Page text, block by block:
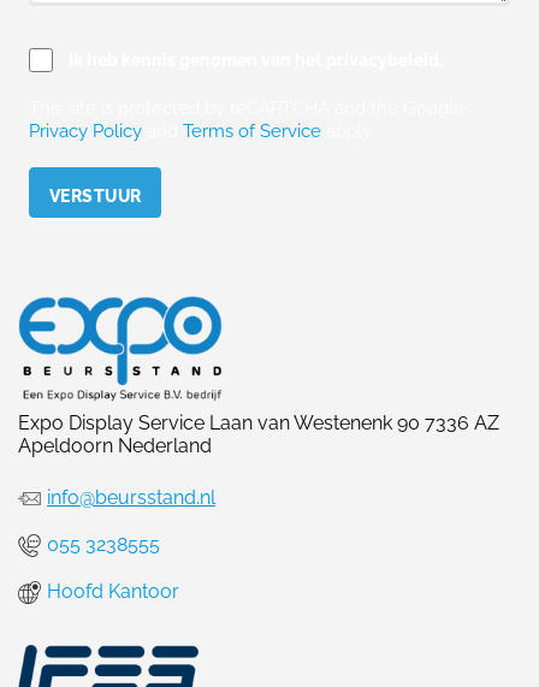
Privacy Policy
Terms of Service
Expo Display Service Laan van Westenenk 90 7336 AZ
Apeldoorn Nederland
info@beursstand.nl
055 3238555
Hoofd Kantoor